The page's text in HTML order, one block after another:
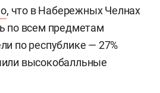
, что в Набережных Челнах
по всем предметам
по республике — 27%
высокобалльные